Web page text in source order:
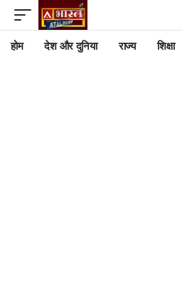
होम देश और दुनिया राज्य शिक्षा